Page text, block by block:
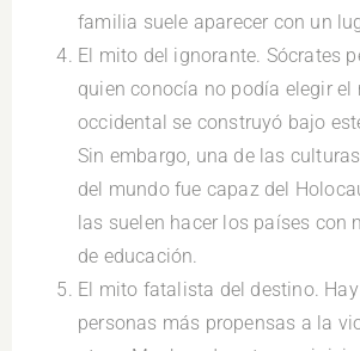
familia suele aparecer con un
El mito del ignorante. Sócrates
quien conocía no podía elegir el
occidental se construyó bajo
Sin embargo, una de las
del mundo fue capaz del
las suelen hacer los países con
de educación.
El mito fatalista del destino.
personas más propensas a la